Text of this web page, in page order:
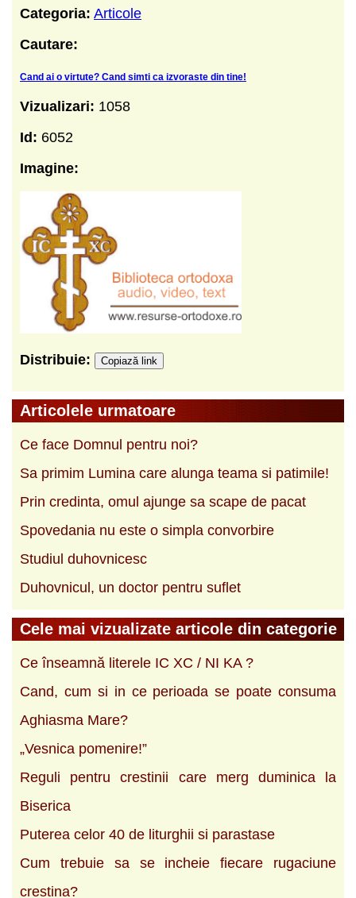
Categoria: Articole
Cautare:
Cand ai o virtute? Cand simti ca izvoraste din tine!
Vizualizari: 1058
Id: 6052
Imagine:
Distribuie: Copiază link
Articolele urmatoare
Ce face Domnul pentru noi?
Sa primim Lumina care alunga teama si patimile!
Prin credinta, omul ajunge sa scape de pacat
Spovedania nu este o simpla convorbire
Studiul duhovnicesc
Duhovnicul, un doctor pentru suflet
Cele mai vizualizate articole din categorie
Ce înseamnă literele IC XC / NI KA ?
Cand, cum si in ce perioada se poate consuma
Aghiasma Mare?
„Vesnica pomenire!”
Reguli pentru crestinii care merg duminica la
Biserica
Puterea celor 40 de liturghii si parastase
Cum trebuie sa se incheie fiecare rugaciune
crestina?